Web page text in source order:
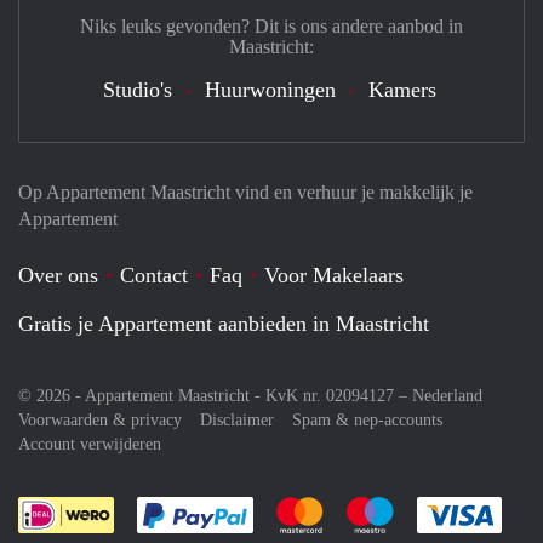
Op Appartement Maastricht vind en verhuur je makkelijk je
Appartement
Over ons Contact Faq
Voor Makelaars
Gratis je Appartement aanbieden in Maastricht
© 2026 - Appartement Maastricht - KvK nr. 02094127 – Nederland
Voorwaarden & privacy
Disclaimer
Spam & nep-accounts
Account verwijderen
Je rekent gemakkelijk af met Paypal
Je rekent gemakkelijk af met
Je rekent
Niks leuks gevonden? Dit is ons andere aanbod in
Maastricht:
Studio's Huurwoningen Kamers